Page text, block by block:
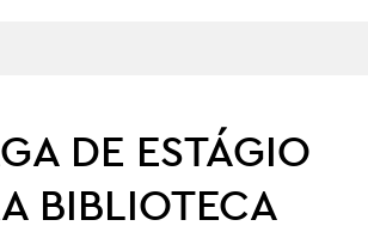
DE ESTÁGIO
BIBLIOTECA